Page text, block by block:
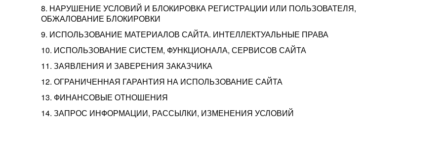
8. НАРУШЕНИЕ УСЛОВИЙ И БЛОКИРОВКА РЕГИСТРАЦИИ ИЛИ ПОЛЬЗОВАТЕЛЯ,
ОБЖАЛОВАНИЕ БЛОКИРОВКИ
9. ИСПОЛЬЗОВАНИЕ МАТЕРИАЛОВ САЙТА. ИНТЕЛЛЕКТУАЛЬНЫЕ ПРАВА
10. ИСПОЛЬЗОВАНИЕ СИСТЕМ, ФУНКЦИОНАЛА, СЕРВИСОВ САЙТА
11. ЗАЯВЛЕНИЯ И ЗАВЕРЕНИЯ ЗАКАЗЧИКА
12. ОГРАНИЧЕННАЯ ГАРАНТИЯ НА ИСПОЛЬЗОВАНИЕ САЙТА
13. ФИНАНСОВЫЕ ОТНОШЕНИЯ
14. ЗАПРОС ИНФОРМАЦИИ, РАССЫЛКИ, ИЗМЕНЕНИЯ УСЛОВИЙ